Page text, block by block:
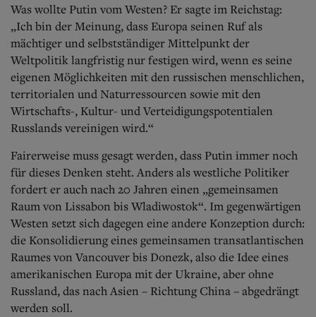
Was wollte Putin vom Westen? Er sagte im Reichstag:
„Ich bin der Meinung, dass Europa seinen Ruf als
mächtiger und selbstständiger Mittelpunkt der
Weltpolitik langfristig nur festigen wird, wenn es seine
eigenen Möglichkeiten mit den russischen menschlichen,
territorialen und Naturressourcen sowie mit den
Wirtschafts-, Kultur- und Verteidigungspotentialen
Russlands vereinigen wird.“
Fairerweise muss gesagt werden, dass Putin immer noch
für dieses Denken steht. Anders als westliche Politiker
fordert er auch nach 20 Jahren einen „gemeinsamen
Raum von Lissabon bis Wladiwostok“. Im gegenwärtigen
Westen setzt sich dagegen eine andere Konzeption durch:
die Konsolidierung eines gemeinsamen transatlantischen
Raumes von Vancouver bis Donezk, also die Idee eines
amerikanischen Europa mit der Ukraine, aber ohne
Russland, das nach Asien – Richtung China – abgedrängt
werden soll.